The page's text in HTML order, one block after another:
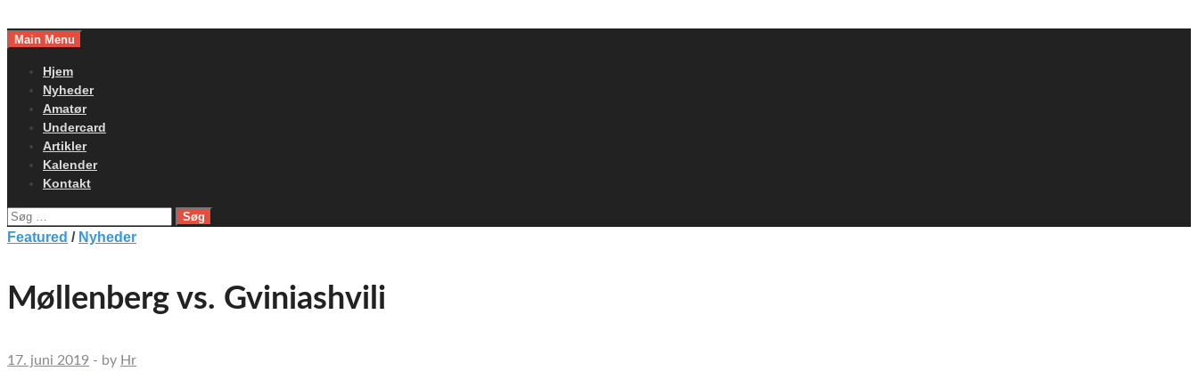
toMain Menu
Hjem
Nyheder
Amatør
Undercard
Artikler
Kalender
Kontakt
Søg
efter:
Featured / Nyheder
Møllenberg vs. Gviniashvili
17. juni 2019 - by Hr